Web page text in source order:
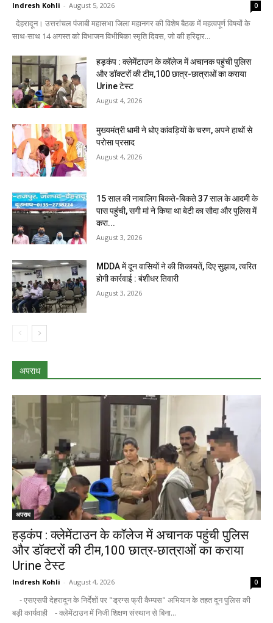
Indresh Kohli - August 5, 2026 0
देहरादून। उत्तरांचल पंजाबी महासभा जिला महानगर की विशेष बैठक में महत्वपूर्ण विषयों के
साथ-साथ 14 अगस्त को विभाजन विभीषिका स्मृति दिवस, जो की हरिद्वार...
हड़कंप : क्लेमेंटाउन के कॉलेज में अचानक पहुंची पुलिस
और डॉक्टरों की टीम,100 छात्र-छात्राओं का कराया
Urine टेस्ट
August 4, 2026
मुख्यमंत्री धामी ने धोए कांवड़ियों के चरण, अपने हाथों से
परोसा प्रसाद
August 4, 2026
15 साल की नाबालिग बिकते-बिकते 37 साल के आदमी के
पास पहुंची, सगी मां ने किया था बेटी का सौदा और पुलिस में
करा...
August 3, 2026
MDDA में दून वासियों ने की शिकायतें, दिए सुझाव, त्वरित
होगी कार्रवाई : बंशीधर तिवारी
August 3, 2026
अपराध
अपराध
हड़कंप : क्लेमेंटाउन के कॉलेज में अचानक पहुंची पुलिस
और डॉक्टरों की टीम,100 छात्र-छात्राओं का कराया
Urine टेस्ट
Indresh Kohli - August 4, 2026 0
- एसएसपी देहरादून के निर्देशों पर "ड्रग्स फ्री कैम्पस" अभियान के तहत दून पुलिस की
बड़ी कार्यवाही - क्लेमेंटाउन में निजी शिक्षण संस्थान से बिना...